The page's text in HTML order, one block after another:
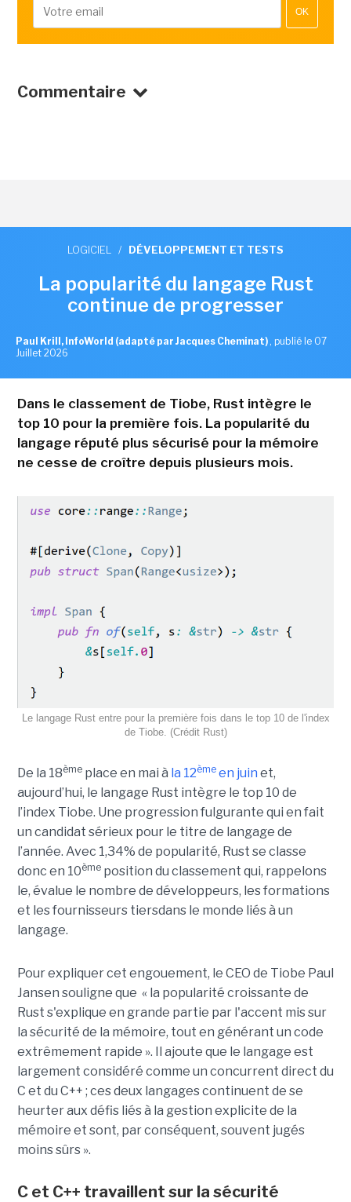
OK
Commentaire
LOGICIEL / DÉVELOPPEMENT ET TESTS
La popularité du langage Rust
continue de progresser
Paul Krill, InfoWorld (adapté par Jacques Cheminat) , publié le 07
Juillet 2026
Dans le classement de Tiobe, Rust intègre le
top 10 pour la première fois. La popularité du
langage réputé plus sécurisé pour la mémoire
ne cesse de croître depuis plusieurs mois.
Le langage Rust entre pour la première fois dans le top 10 de l'index
de Tiobe. (Crédit Rust)
De la 18èmeplace en mai à la 12èmeen juin et,
aujourd’hui, le langage Rust intègre le top 10 de
l’index Tiobe. Une progression fulgurante qui en fait
un candidat sérieux pour le titre de langage de
l’année. Avec 1,34% de popularité, Rust se classe
donc en 10èmeposition du classement qui, rappelons
le, évalue le nombre de développeurs, les formations
et les fournisseurs tiersdans le monde liés à un
langage.
Pour expliquer cet engouement, le CEO de Tiobe Paul
Jansen souligne que « la popularité croissante de
Rust s'explique en grande partie par l'accent mis sur
la sécurité de la mémoire, tout en générant un code
extrêmement rapide ». Il ajoute que le langage est
largement considéré comme un concurrent direct du
C et du C++ ; ces deux langages continuent de se
heurter aux défis liés à la gestion explicite de la
mémoire et sont, par conséquent, souvent jugés
moins sûrs ».
C et C++ travaillent sur la sécurité